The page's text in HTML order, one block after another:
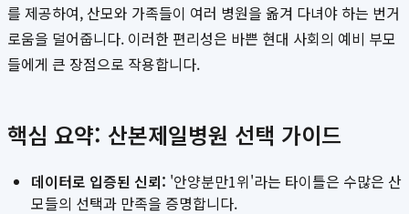
를 제공하여, 산모와 가족들이 여러 병원을 옮겨 다녀야 하는 번거
로움을 덜어줍니다. 이러한 편리성은 바쁜 현대 사회의 예비 부모
들에게 큰 장점으로 작용합니다.
핵심 요약: 산본제일병원 선택 가이드
데이터로 입증된 신뢰: '안양분만1위'라는 타이틀은 수많은 산
모들의 선택과 만족을 증명합니다.